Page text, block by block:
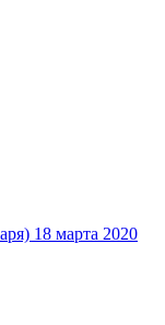
18 марта 2020